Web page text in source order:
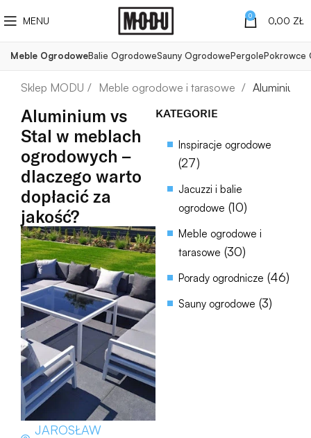
MENU 0 0,00 ZŁ
Meble OgrodoweBalie OgrodoweSauny OgrodowePergolePokrowce
Meble ogrodowe i tarasowe Aluminium
Aluminium vs
Stal w meblach
ogrodowych –
dlaczego warto
dopłacić za
jakość?
JAROSŁAW
KATEGORIE
Inspiracje ogrodowe
(27)
Jacuzzi i balie
ogrodowe (10)
Meble ogrodowe i
tarasowe (30)
Porady ogrodnicze (46)
Sauny ogrodowe (3)